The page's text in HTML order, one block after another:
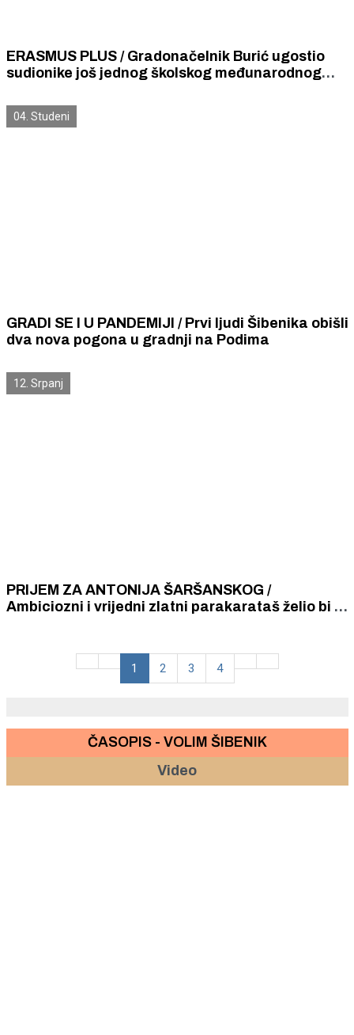
ERASMUS PLUS / Gradonačelnik Burić ugostio
sudionike još jednog školskog međunarodnog
04. Studeni
GRADI SE I U PANDEMIJI / Prvi ljudi Šibenika obišli
dva nova pogona u gradnji na Podima
12. Srpanj
PRIJEM ZA ANTONIJA ŠARŠANSKOG /
Ambiciozni i vrijedni zlatni parakarataš želio bi i
1 2 3 4
ČASOPIS - VOLIM ŠIBENIK
Video